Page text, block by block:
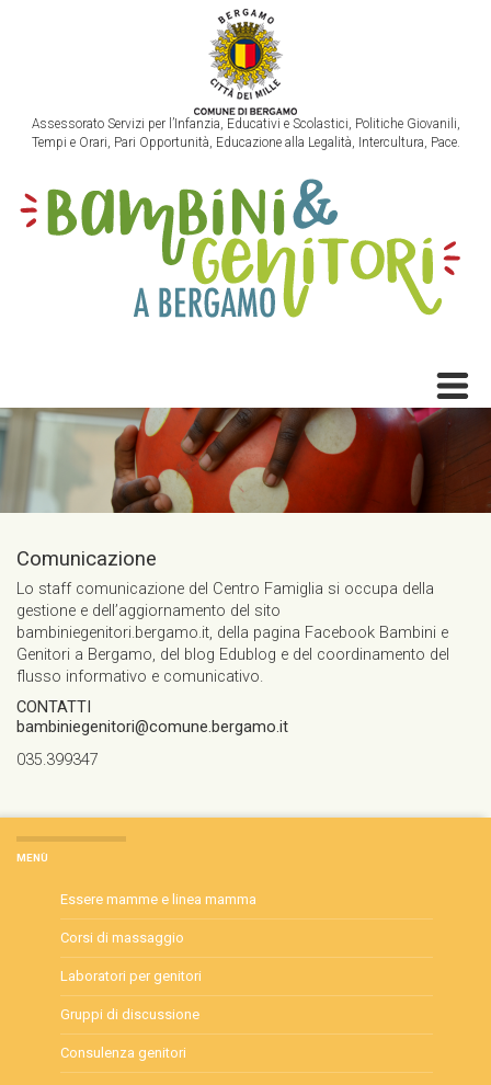
Assessorato Servizi per l’Infanzia, Educativi e Scolastici, Politiche Giovanili,
Tempi e Orari, Pari Opportunità, Educazione alla Legalità, Intercultura, Pace.
Comunicazione
Lo staff comunicazione del Centro Famiglia si occupa della
gestione e dell’aggiornamento del sito
bambiniegenitori.bergamo.it, della pagina Facebook Bambini e
Genitori a Bergamo, del blog Edublog e del coordinamento del
flusso informativo e comunicativo.
CONTATTI
bambiniegenitori@comune.bergamo.it
035.399347
MENÙ
Essere mamme e linea mamma
Corsi di massaggio
Laboratori per genitori
Gruppi di discussione
Consulenza genitori